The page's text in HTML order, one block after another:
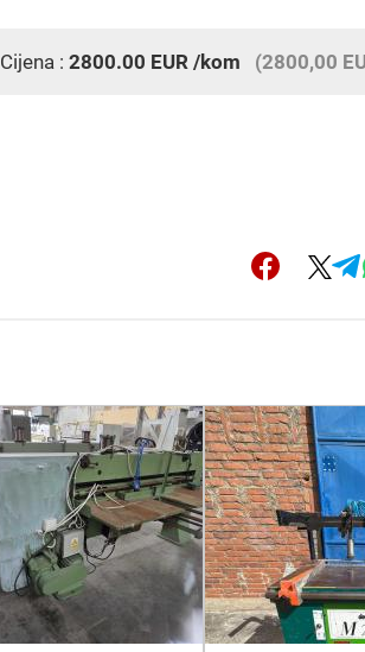
Cijena : 2800.00 EUR /kom (2800,00